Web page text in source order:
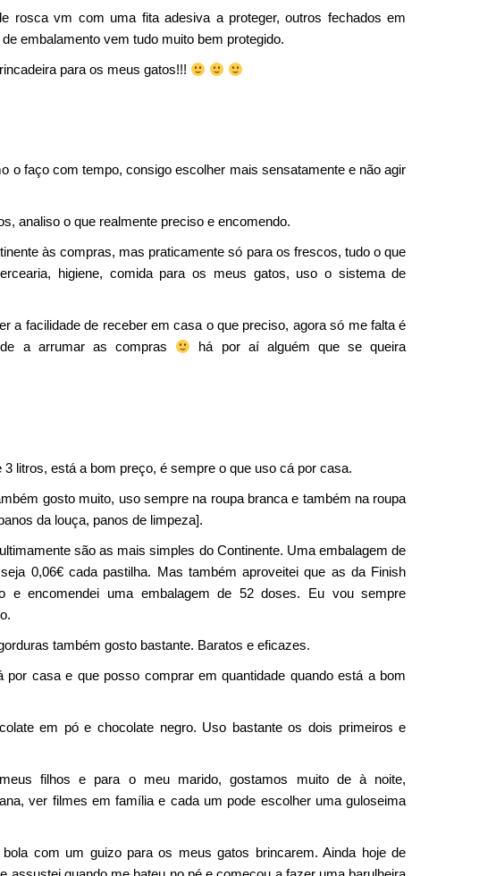
rosca vm com uma fita adesiva a proteger, outros fechados em
embalamento vem tudo muito bem protegido.
para os meus gatos!!!
o faço com tempo, consigo escolher mais sensatamente e não agir
analiso o que realmente preciso e encomendo.
às compras, mas praticamente só para os frescos, tudo o que
higiene, comida para os meus gatos, uso o sistema de
a facilidade de receber em casa o que preciso, agora só me falta é
a arrumar as compras
há por aí alguém que se queira
litros, está a bom preço, é sempre o que uso cá por casa.
gosto muito, uso sempre na roupa branca e também na roupa
da louça, panos de limpeza].
são as mais simples do Continente. Uma embalagem de
0,06€ cada pastilha. Mas também aproveitei que as da Finish
e encomendei uma embalagem de 52 doses. Eu vou sempre
também gosto bastante. Baratos e eficazes.
por casa e que posso comprar em quantidade quando está a bom
em pó e chocolate negro. Uso bastante os dois primeiros e
filhos e para o meu marido, gostamos muito de à noite,
ver filmes em família e cada um pode escolher uma guloseima
com um guizo para os meus gatos brincarem. Ainda hoje de